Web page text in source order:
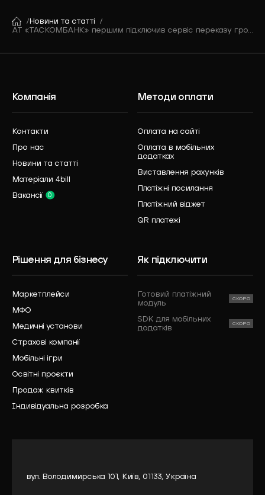
Новини та статті
АТ «ТАСКОМБАНК» першим підключив сервіс переказу грошей на картку лише за номером телефону
вул. Володимирська 101, Київ, 01133, Україна
Компанія
Контакти
Про нас
Новини та статті
Матеріали 4bill
Вакансії 0
Методи оплати
Оплата на сайті
Оплата в мобільних
додатках
Виставлення рахунків
Платіжні посилання
Платіжний віджет
QR платежі
Рішення для бізнесу
Маркетплейси
МФО
Медичні установи
Страхові компанії
Мобільні ігри
Освітні проєкти
Продаж квитків
Індивідуальна розробка
Як підключити
Готовий платіжний
модуль
SDK для мобільних
додатків